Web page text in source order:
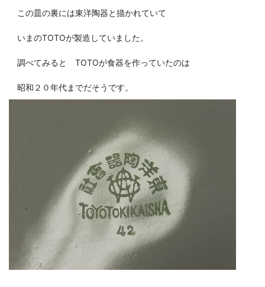
この皿の裏には東洋陶器と描かれていて
いまのTOTOが製造していました。
調べてみると TOTOが食器を作っていたのは
昭和２０年代までだそうです。